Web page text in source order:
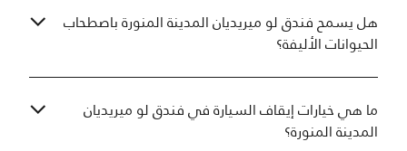
هل يسمح فندق لو ميريديان المدينة المنورة باصطحاب
الحيوانات الأليفة؟
ما هي خيارات إيقاف السيارة في فندق لو ميريديان
المدينة المنورة؟